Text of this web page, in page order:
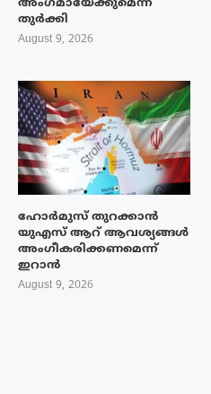
അംഗമായേക്കുമെന്ന്
തുർക്കി
August 9, 2026
ഹോർമുസ് തുറക്കാൻ
യുഎസ് ആറ് ആവശ്യങ്ങൾ
അംഗീകരിക്കണമെന്ന്
ഇറാൻ
August 9, 2026